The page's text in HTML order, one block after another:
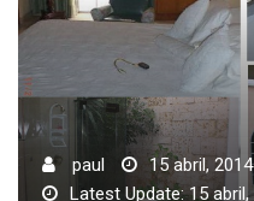
paul
15 abril, 2014
Latest Update: 15 abril,